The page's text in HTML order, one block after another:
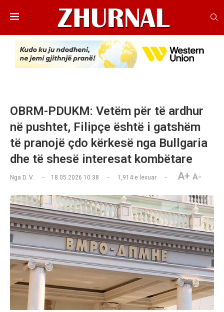
OBRM-PDUKM: Vetëm për të ardhur
në pushtet, Filipçe është i gatshëm
të pranojë çdo kërkesë nga Bullgaria
dhe të shesë interesat kombëtare
Nga D. V. 18.05.2026 10:38 1,914 e lexuar A+ A-